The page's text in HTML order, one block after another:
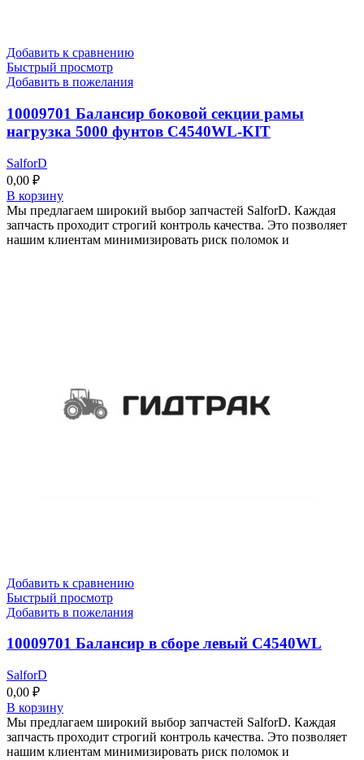
Добавить к сравнению
Быстрый просмотр
Добавить в пожелания
10009701 Балансир боковой секции рамы
нагрузка 5000 фунтов C4540WL-KIT
SalforD
0,00 ₽
В корзину
Мы предлагаем широкий выбор запчастей SalforD. Каждая
запчасть проходит строгий контроль качества. Это позволяет
нашим клиентам минимизировать риск поломок и
Добавить к сравнению
Быстрый просмотр
Добавить в пожелания
10009701 Балансир в сборе левый C4540WL
SalforD
0,00 ₽
В корзину
Мы предлагаем широкий выбор запчастей SalforD. Каждая
запчасть проходит строгий контроль качества. Это позволяет
нашим клиентам минимизировать риск поломок и